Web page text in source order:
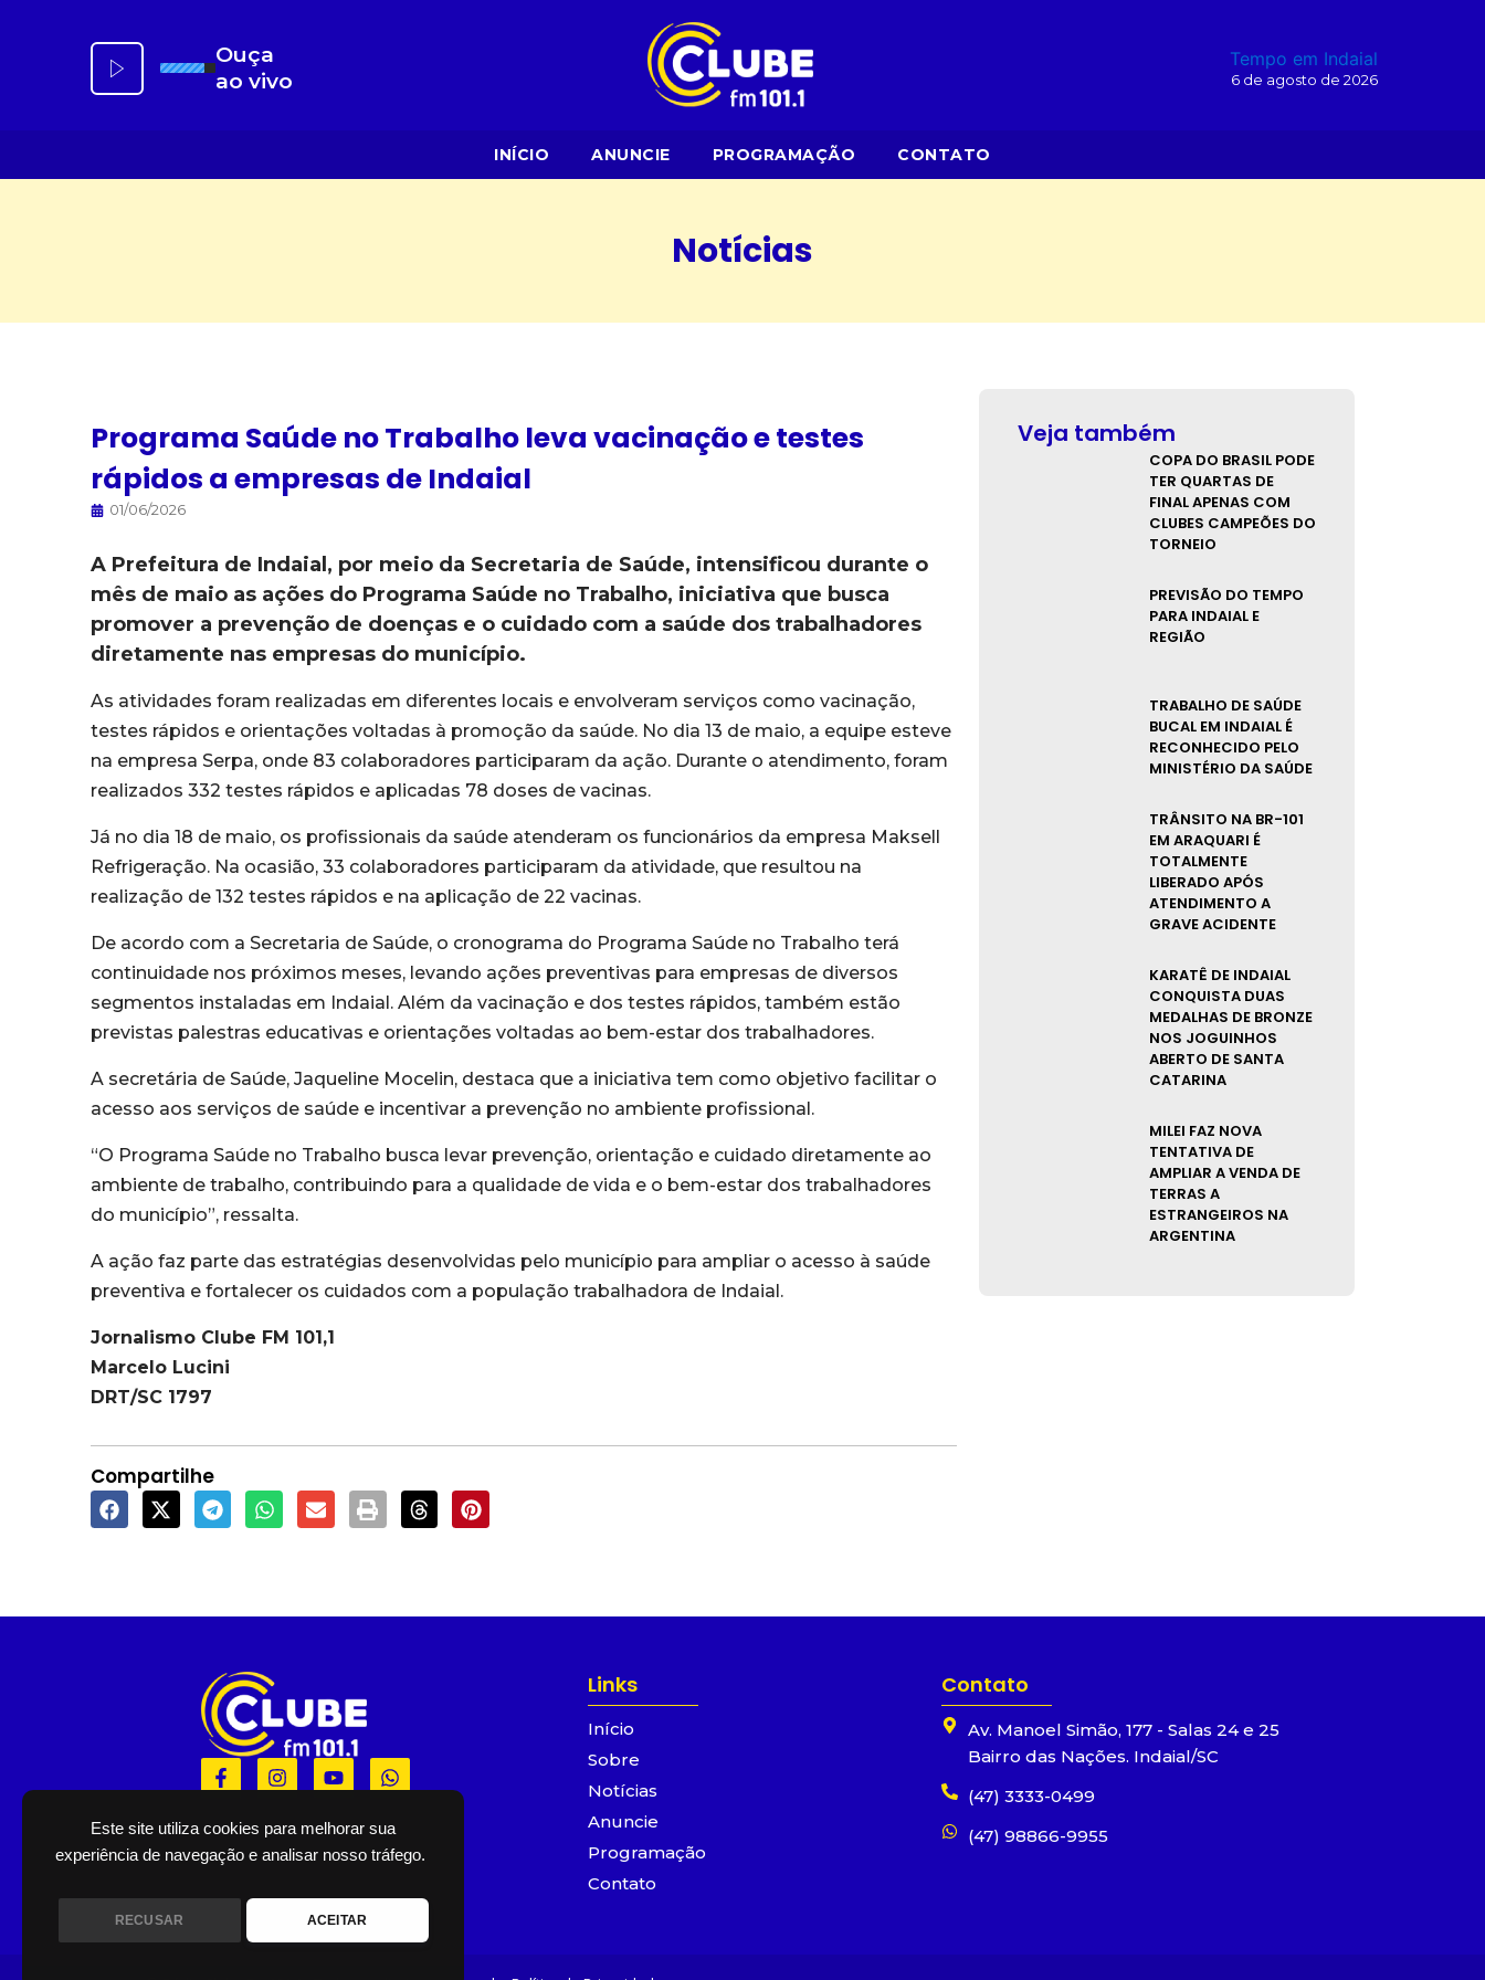
Este site utiliza cookies para melhorar sua
experiência de navegação e analisar nosso tráfego.
RECUSAR ACEITAR
Ouça
ao vivo
Tempo em Indaial
6 de agosto de 2026
INÍCIO ANUNCIE PROGRAMAÇÃO CONTATO
Notícias
Programa Saúde no Trabalho leva vacinação e testes
rápidos a empresas de Indaial
01/06/2026
A Prefeitura de Indaial, por meio da Secretaria de Saúde, intensificou durante o
mês de maio as ações do Programa Saúde no Trabalho, iniciativa que busca
promover a prevenção de doenças e o cuidado com a saúde dos trabalhadores
diretamente nas empresas do município.
As atividades foram realizadas em diferentes locais e envolveram serviços como vacinação,
testes rápidos e orientações voltadas à promoção da saúde. No dia 13 de maio, a equipe esteve
na empresa Serpa, onde 83 colaboradores participaram da ação. Durante o atendimento, foram
realizados 332 testes rápidos e aplicadas 78 doses de vacinas.
Já no dia 18 de maio, os profissionais da saúde atenderam os funcionários da empresa Maksell
Refrigeração. Na ocasião, 33 colaboradores participaram da atividade, que resultou na
realização de 132 testes rápidos e na aplicação de 22 vacinas.
De acordo com a Secretaria de Saúde, o cronograma do Programa Saúde no Trabalho terá
continuidade nos próximos meses, levando ações preventivas para empresas de diversos
segmentos instaladas em Indaial. Além da vacinação e dos testes rápidos, também estão
previstas palestras educativas e orientações voltadas ao bem-estar dos trabalhadores.
A secretária de Saúde, Jaqueline Mocelin, destaca que a iniciativa tem como objetivo facilitar o
acesso aos serviços de saúde e incentivar a prevenção no ambiente profissional.
“O Programa Saúde no Trabalho busca levar prevenção, orientação e cuidado diretamente ao
ambiente de trabalho, contribuindo para a qualidade de vida e o bem-estar dos trabalhadores
do município”, ressalta.
A ação faz parte das estratégias desenvolvidas pelo município para ampliar o acesso à saúde
preventiva e fortalecer os cuidados com a população trabalhadora de Indaial.
Jornalismo Clube FM 101,1
Marcelo Lucini
DRT/SC 1797
Compartilhe
Veja também
COPA DO BRASIL PODE
TER QUARTAS DE
FINAL APENAS COM
CLUBES CAMPEÕES DO
TORNEIO
PREVISÃO DO TEMPO
PARA INDAIAL E
REGIÃO
TRABALHO DE SAÚDE
BUCAL EM INDAIAL É
RECONHECIDO PELO
MINISTÉRIO DA SAÚDE
TRÂNSITO NA BR-101
EM ARAQUARI É
TOTALMENTE
LIBERADO APÓS
ATENDIMENTO A
GRAVE ACIDENTE
KARATÊ DE INDAIAL
CONQUISTA DUAS
MEDALHAS DE BRONZE
NOS JOGUINHOS
ABERTO DE SANTA
CATARINA
MILEI FAZ NOVA
TENTATIVA DE
AMPLIAR A VENDA DE
TERRAS A
ESTRANGEIROS NA
ARGENTINA
F
a
e
b
o
k
f
I
n
t
g
a
Y
o
t
b
W
h
t
s
a
p
Links
Início
Sobre
Notícias
Anuncie
Programação
Contato
Contato
Av. Manoel Simão, 177 - Salas 24 e 25
Bairro das Nações. Indaial/SC
(47) 3333-0499
(47) 98866-9955